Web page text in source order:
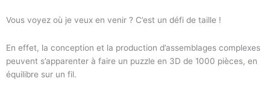
Vous voyez où je veux en venir ? C’est un défi de taille !
En effet, la conception et la production d’assemblages complexes
peuvent s’apparenter à faire un puzzle en 3D de 1000 pièces, en
équilibre sur un fil.